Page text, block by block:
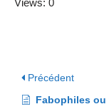
Views: 0
Précédent
Fabophiles